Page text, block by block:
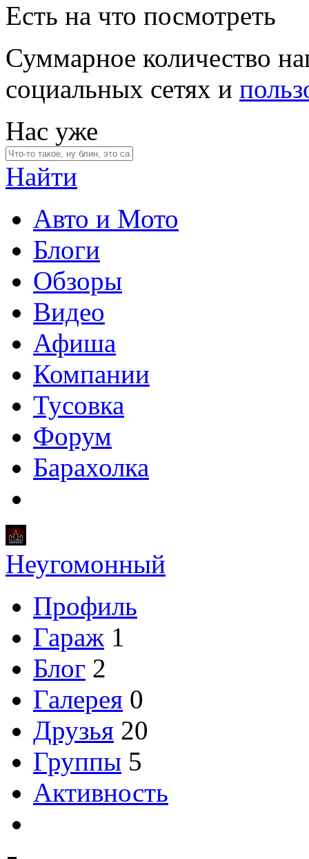
Есть на что посмотреть
Суммарное количество
социальных сетях и
Нас уже
Найти
Авто и Мото
Блоги
Обзоры
Видео
Афиша
Компании
Тусовка
Форум
Барахолка
Неугомонный
Профиль
Гараж 1
Блог 2
Галерея 0
Друзья 20
Группы 5
Активность